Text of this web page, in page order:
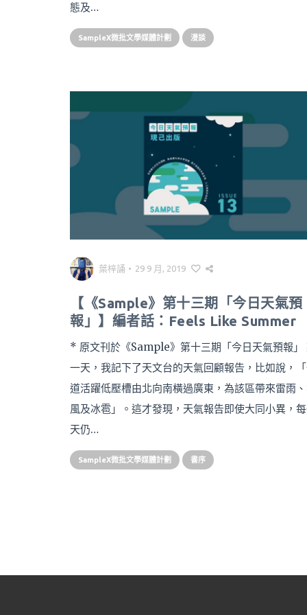
態及…
SampleX微批文學媒體計劃 漫談
葉梓誦 • 29 9 月, 2019
【《Sample》第十三期「今日天氣預
報」】編者話：Feels Like Summer
* 原文刊於《Sample》第十三期「今日天氣預報」
一天，我記下了天文台的天氣回顧報告，比如說，
道活躍低壓槽由北向南橫過廣東，為該區帶來雷雨
風及冰雹」。這才發現，天氣報告即使大同小異，
天仍…
SampleX微批文學媒體計劃 書序